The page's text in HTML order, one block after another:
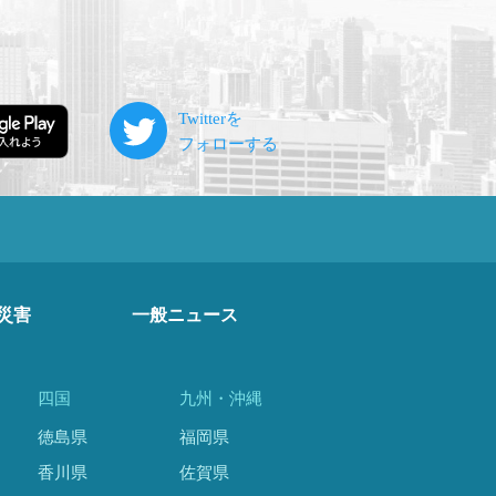
害 一般ニュース
四国
徳島県
香川県
九州・沖縄
福岡県
佐賀県